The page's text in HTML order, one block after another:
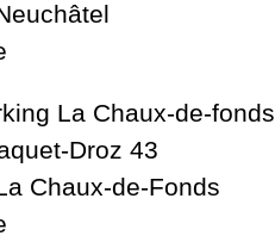
La Chaux-de-fonds
Droz 43
Chaux-de-Fonds